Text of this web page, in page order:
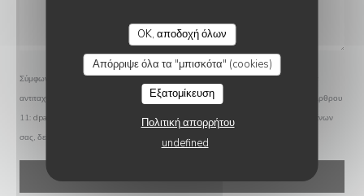
OK, αποδοχή όλων
Απόρριψε όλα τα "μπισκότα" (cookies)
Εξατομίκευση
Πολιτική απορρήτου
undefined
Σύμφωνα με τον κανονισμό προστασίας δεδομένων (GDPR), έχετε το δικαίωμα να
αντιταχθείτε σε εμπορικές επικοινωνίες. Μπορείτε να εγγραφείτε στο Μητρώο του Άρθρου
11: dpa.gr
. Για περισσότερες πληροφορίες σχετικά με την επεξεργασία των δεδομένων
σας, δείτε την